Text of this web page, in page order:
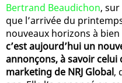
Bertrand Beaudichon,
que l’arrivée du
nouveaux horizons à
c’est aujourd’hui un
annonçons, à savoir celui
marketing de NRJ Global,